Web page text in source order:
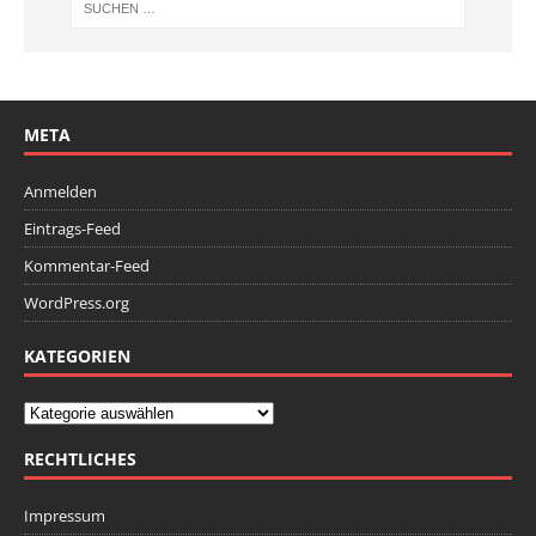
META
Anmelden
Eintrags-Feed
Kommentar-Feed
WordPress.org
KATEGORIEN
RECHTLICHES
Impressum